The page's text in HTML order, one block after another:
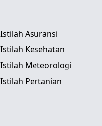
Istilah Asuransi
Istilah Kesehatan
Istilah Meteorologi
Istilah Pertanian